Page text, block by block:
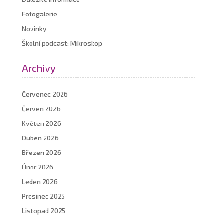
Fotogalerie
Novinky
Školní podcast: Mikroskop
Archivy
Červenec 2026
Červen 2026
Květen 2026
Duben 2026
Březen 2026
Únor 2026
Leden 2026
Prosinec 2025
Listopad 2025